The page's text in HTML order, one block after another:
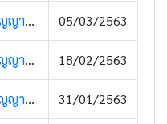
อัตราหลักประกันการซื้อขายสัญญาซื้อขายล่วงหน้า (05 มีนาคม 2563) 05/03/2563
อัตราหลักประกันการซื้อขายสัญญาซื้อขายล่วงหน้า (19 กุมภาพันธ์ 2562) 18/02/2563
อัตราหลักประกันการซื้อขายสัญญาซื้อขายล่วงหน้า (30 มกราคม 2563) 31/01/2563